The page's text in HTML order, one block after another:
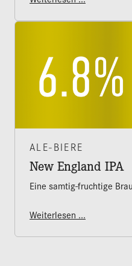
New England IPA
ALE-BIERE
Eine samtig-fruchtige
Weiterlesen ...